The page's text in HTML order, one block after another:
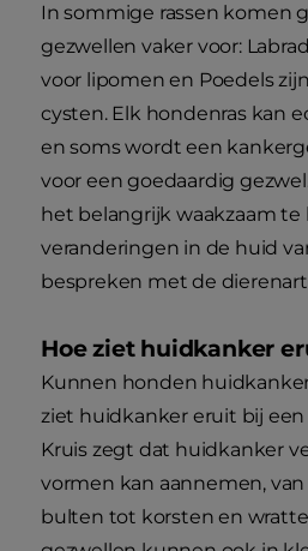
In sommige rassen komen
gezwellen vaker voor:
voor lipomen en Poedels
cysten. Elk hondenras kan
en soms wordt een
voor een goedaardig
het belangrijk waakzaam te
veranderingen in de huid
bespreken met de
Hoe ziet huidkanker
Kunnen honden
ziet huidkanker eruit bij
Kruis zegt dat huidkanker
vormen kan aannemen,
bulten tot korsten en